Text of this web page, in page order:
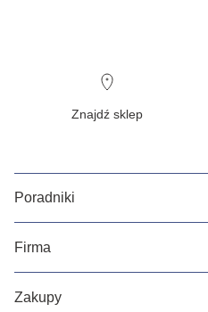
Znajdź sklep
Poradniki
Firma
Zakupy